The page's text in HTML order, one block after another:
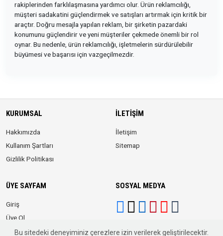
rakiplerinden farklılaşmasına yardımcı olur. Ürün reklamcılığı,
müşteri sadakatini güçlendirmek ve satışları artırmak için kritik bir
araçtır. Doğru mesajla yapılan reklam, bir şirketin pazardaki
konumunu güçlendirir ve yeni müşteriler çekmede önemli bir rol
oynar. Bu nedenle, ürün reklamcılığı, işletmelerin sürdürülebilir
büyümesi ve başarısı için vazgeçilmezdir.
KURUMSAL
Hakkımızda
Kullanım Şartları
Gizlilik Politikası
İLETIŞIM
İletişim
Sitemap
ÜYE SAYFAM
Giriş
Üye Ol
SOSYAL MEDYA
Bu sitedeki deneyiminiz çerezlere izin verilerek geliştirilecektir.